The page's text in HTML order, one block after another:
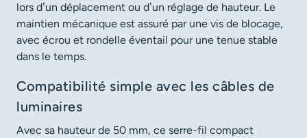
lors d’un déplacement ou d’un réglage de hauteur. Le
maintien mécanique est assuré par une vis de blocage,
avec écrou et rondelle éventail pour une tenue stable
dans le temps.
Compatibilité simple avec les câbles de
luminaires
Avec sa hauteur de 50 mm, ce serre-fil compact